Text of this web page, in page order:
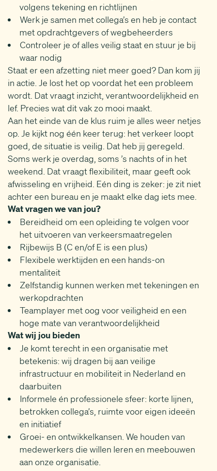
volgens tekening en richtlijnen
Werk je samen met collega’s en heb je contact
met opdrachtgevers of wegbeheerders
Controleer je of alles veilig staat en stuur je bij
waar nodig
Staat er een afzetting niet meer goed? Dan kom jij
in actie. Je lost het op voordat het een probleem
wordt. Dat vraagt inzicht, verantwoordelijkheid en
lef. Precies wat dit vak zo mooi maakt.
Aan het einde van de klus ruim je alles weer netjes
op. Je kijkt nog één keer terug: het verkeer loopt
goed, de situatie is veilig. Dat heb jij geregeld.
Soms werk je overdag, soms ’s nachts of in het
weekend. Dat vraagt flexibiliteit, maar geeft ook
afwisseling en vrijheid. Eén ding is zeker: je zit niet
achter een bureau en je maakt elke dag iets mee.
Wat vragen we van jou?
Bereidheid om een opleiding te volgen voor
het uitvoeren van verkeersmaatregelen
Rijbewijs B (C en/of E is een plus)
Flexibele werktijden en een hands-on
mentaliteit
Zelfstandig kunnen werken met tekeningen en
werkopdrachten
Teamplayer met oog voor veiligheid en een
hoge mate van verantwoordelijkheid
Wat wij jou bieden
Je komt terecht in een organisatie met
betekenis: wij dragen bij aan veilige
infrastructuur en mobiliteit in Nederland en
daarbuiten
Informele én professionele sfeer: korte lijnen,
betrokken collega’s, ruimte voor eigen ideeën
en initiatief
Groei- en ontwikkelkansen. We houden van
medewerkers die willen leren en meebouwen
aan onze organisatie.